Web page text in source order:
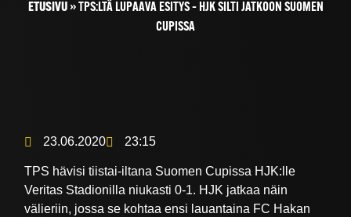
ETUSIVU»TPS:LTÄ LUPAAVA ESITYS – HJK SILTI JATKOON SUOMEN
CUPISSA
23.06.2020 23:15
TPS hävisi tiistai-iltana Suomen Cupissa HJK:lle
Veritas Stadionilla niukasti 0-1. HJK jatkaa näin
välieriin, jossa se kohtaa ensi lauantaina FC Hakan